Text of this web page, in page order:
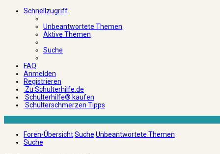
Schnellzugriff
Unbeantwortete Themen
Aktive Themen
Suche
FAQ
Anmelden
Registrieren
Zu Schulterhilfe.de
Schulterhilfe® kaufen
Schulterschmerzen Tipps
Foren-ÜbersichtSuche Unbeantwortete Themen
Suche